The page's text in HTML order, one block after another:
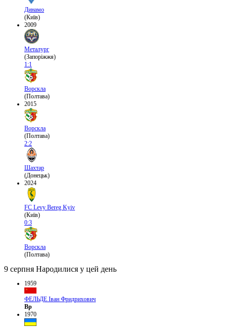
Динамо
(Київ)
2009
Металург
(Запоріжжя)
1:1
Ворскла
(Полтава)
2015
Ворскла
(Полтава)
2:2
Шахтар
(Донецьк)
2024
FC Levy Bereg Kyiv
(Київ)
0:3
Ворскла
(Полтава)
9 серпня Народилися у цей день
1959
ФЕЛЬДЕ Іван Фридрихович
Вр
1970